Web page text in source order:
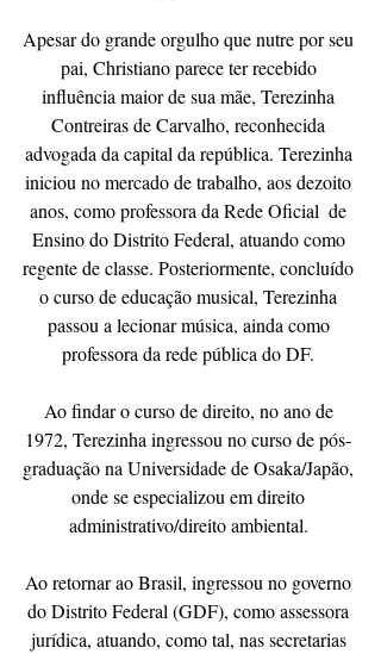
Apesar do grande orgulho que nutre por seu
pai, Christiano parece ter recebido
influência maior de sua mãe, Terezinha
Contreiras de Carvalho, reconhecida
advogada da capital da república. Terezinha
iniciou no mercado de trabalho, aos dezoito
anos, como professora da Rede Oficial  de
Ensino do Distrito Federal, atuando como
regente de classe. Posteriormente, concluído
o curso de educação musical, Terezinha
passou a lecionar música, ainda como
professora da rede pública do DF.
Ao findar o curso de direito, no ano de
1972, Terezinha ingressou no curso de pós-
graduação na Universidade de Osaka/Japão,
onde se especializou em direito
administrativo/direito ambiental.
Ao retornar ao Brasil, ingressou no governo
do Distrito Federal (GDF), como assessora
jurídica, atuando, como tal, nas secretarias